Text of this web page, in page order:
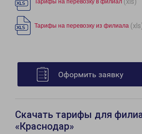
Тарифы на перевозку в филиал
Тарифы на перевозку из филиала
Оформить заявку
Скачать тарифы для
«Краснодар»